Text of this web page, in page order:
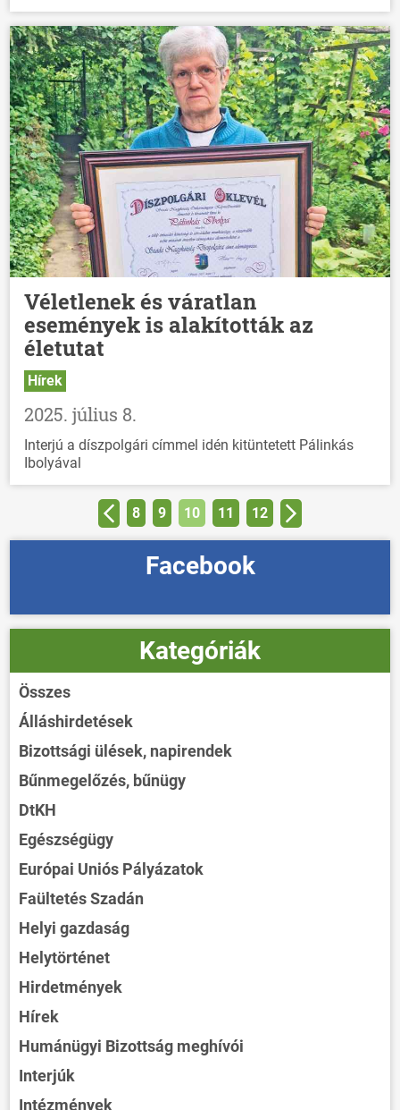
Véletlenek és váratlan
események is alakították az
életutat
Hírek
2025. július 8.
Interjú a díszpolgári címmel idén kitüntetett Pálinkás
Ibolyával
8 9 10 11 12
Facebook
Kategóriák
Összes
Álláshirdetések
Bizottsági ülések, napirendek
Bűnmegelőzés, bűnügy
DtKH
Egészségügy
Európai Uniós Pályázatok
Faültetés Szadán
Helyi gazdaság
Helytörténet
Hirdetmények
Hírek
Humánügyi Bizottság meghívói
Interjúk
Intézmények